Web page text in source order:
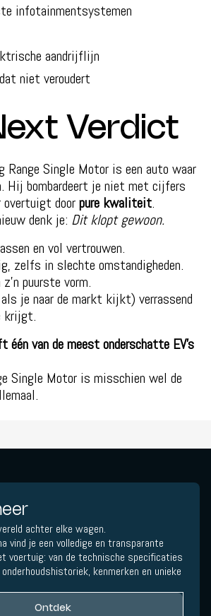
infotainmentsystemen
aandrijflijn
niet veroudert
Verdict
Range Single Motor is een auto waar
Hij bombardeert je niet met cijfers
doorpure kwaliteit.
denk je: Dit klopt gewoon.
en vol vertrouwen.
zelfs in slechte omstandigheden.
puurste vorm.
je naar de markt kijkt) verrassend
krijgt.
van de meest onderschatte EV’s
Single Motor is misschien wel de
achter elke wagen.
vind je een volledige en transparante
voertuig: van de technische specificaties
kenmerken en unieke
Ontdek